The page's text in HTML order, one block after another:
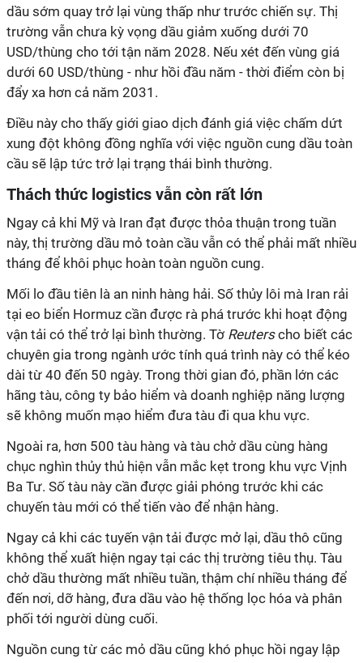
dầu sớm quay trở lại vùng thấp như trước chiến sự. Thị
trường vẫn chưa kỳ vọng dầu giảm xuống dưới 70
USD/thùng cho tới tận năm 2028. Nếu xét đến vùng giá
dưới 60 USD/thùng - như hồi đầu năm - thời điểm còn bị
đẩy xa hơn cả năm 2031.
Điều này cho thấy giới giao dịch đánh giá việc chấm dứt
xung đột không đồng nghĩa với việc nguồn cung dầu toàn
cầu sẽ lập tức trở lại trạng thái bình thường.
Thách thức logistics vẫn còn rất lớn
Ngay cả khi Mỹ và Iran đạt được thỏa thuận trong tuần
này, thị trường dầu mỏ toàn cầu vẫn có thể phải mất nhiều
tháng để khôi phục hoàn toàn nguồn cung.
Mối lo đầu tiên là an ninh hàng hải. Số thủy lôi mà Iran rải
tại eo biển Hormuz cần được rà phá trước khi hoạt động
vận tải có thể trở lại bình thường. Tờ Reuterscho biết các
chuyên gia trong ngành ước tính quá trình này có thể kéo
dài từ 40 đến 50 ngày. Trong thời gian đó, phần lớn các
hãng tàu, công ty bảo hiểm và doanh nghiệp năng lượng
sẽ không muốn mạo hiểm đưa tàu đi qua khu vực.
Ngoài ra, hơn 500 tàu hàng và tàu chở dầu cùng hàng
chục nghìn thủy thủ hiện vẫn mắc kẹt trong khu vực Vịnh
Ba Tư. Số tàu này cần được giải phóng trước khi các
chuyến tàu mới có thể tiến vào để nhận hàng.
Ngay cả khi các tuyến vận tải được mở lại, dầu thô cũng
không thể xuất hiện ngay tại các thị trường tiêu thụ. Tàu
chở dầu thường mất nhiều tuần, thậm chí nhiều tháng để
đến nơi, dỡ hàng, đưa dầu vào hệ thống lọc hóa và phân
phối tới người dùng cuối.
Nguồn cung từ các mỏ dầu cũng khó phục hồi ngay lập